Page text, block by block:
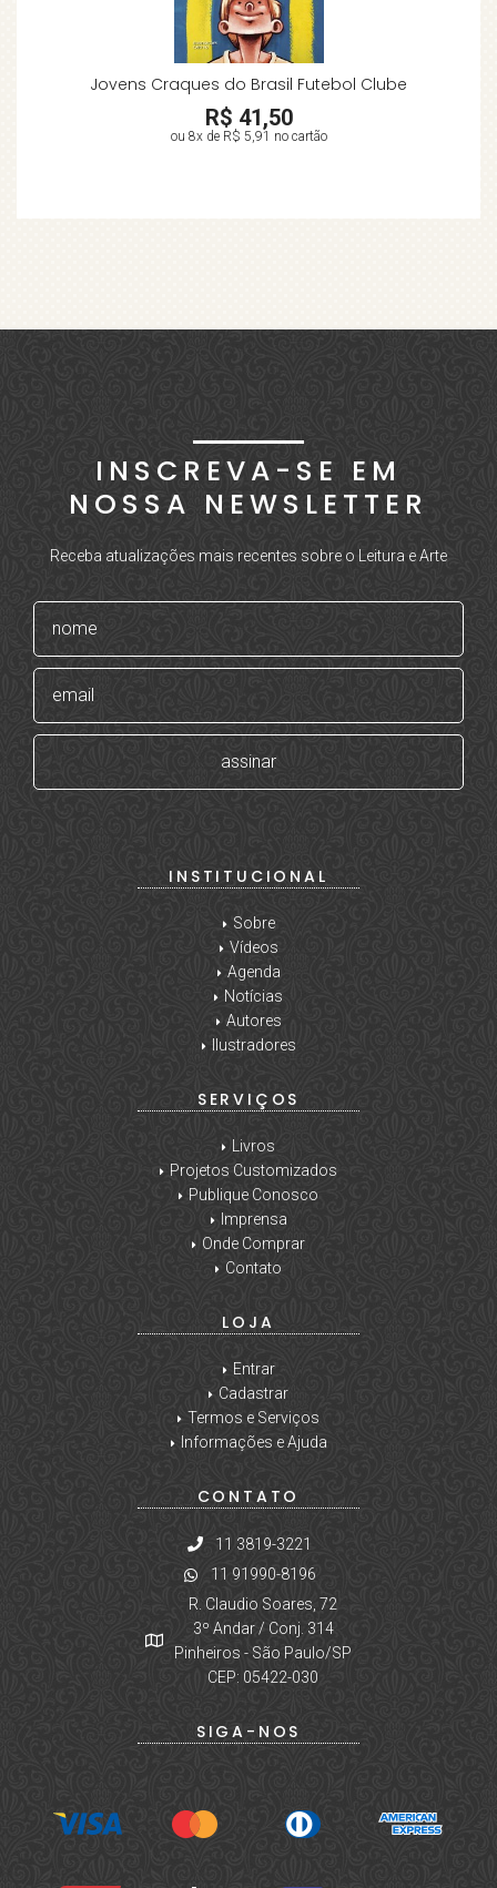
Jovens Craques do Brasil Futebol Clube
R$ 41,50
ou 8x de R$ 5,91 no cartão
INSCREVA-SE EM
NOSSA NEWSLETTER
Receba atualizações mais recentes sobre o Leitura e Arte
INSTITUCIONAL
Sobre
Vídeos
Agenda
Notícias
Autores
Ilustradores
SERVIÇOS
Livros
Projetos Customizados
Publique Conosco
Imprensa
Onde Comprar
Contato
LOJA
Entrar
Cadastrar
Termos e Serviços
Informações e Ajuda
CONTATO
11 3819-3221
11 91990-8196
R. Claudio Soares, 72
3º Andar / Conj. 314
Pinheiros - São Paulo/SP
CEP: 05422-030
SIGA-NOS